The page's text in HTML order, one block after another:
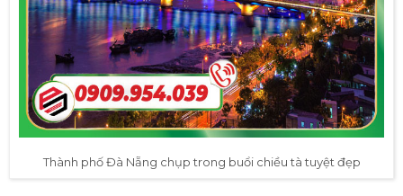
Thành phố Đà Nẵng chụp trong buổi chiều tà tuyệt đẹp